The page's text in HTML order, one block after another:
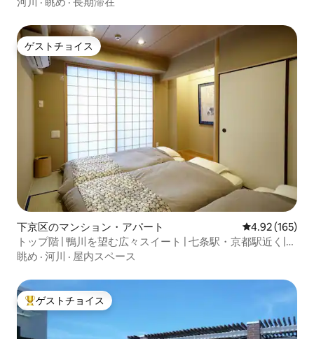
ゲストチョイス
ゲストチョイス
下京区のマンション・アパート レビュー165
4.92 (165)
トップ階 | 鴨川を望む広々スイート | 七条駅・京都駅近く|
高野槙風呂付
眺め · 河川 · 屋内スペース
大好評のゲストチョイスです。
ゲストチョイス